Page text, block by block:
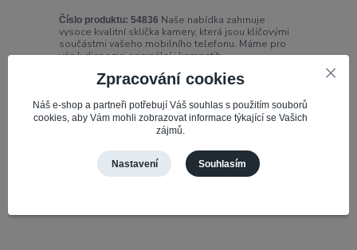
Číslo produktu: 54836 Naše nabídka zahrnuje
vysoce kvalitní sklíčka kamery, která jsou klíčovými
součástmi vašeho mobilního telefonu. Máme pro
vás k dispozici originální i kompatib...
39,04 Kč
Detail
Zpracování cookies
Náš e-shop a partneři potřebují Váš souhlas s použitím souborů
cookies, aby Vám mohli zobrazovat informace týkající se Vašich
zájmů.
Nastavení Souhlasím